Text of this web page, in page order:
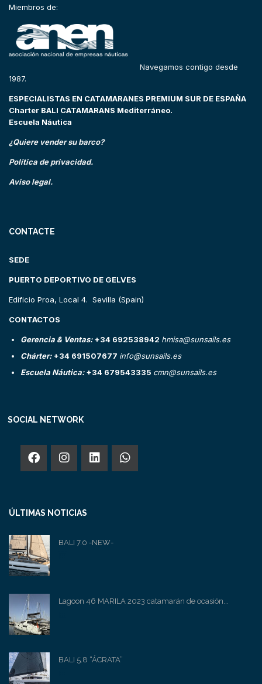
Miembros de:
Navegamos contigo desde
1987.
ESPECIALISTAS EN CATAMARANES PREMIUM SUR DE ESPAÑA
Charter BALI CATAMARANS Mediterráneo.
Escuela Náutica
¿Quiere vender su barco?
Política de privacidad.
Aviso legal.
CONTACTE
SEDE
PUERTO DEPORTIVO DE GELVES
Edificio Proa, Local 4. Sevilla (Spain)
CONTACTOS
Gerencia & Ventas:+34 692538942 hmisa@sunsails.es
Chárter:+34 691507677 info@sunsails.es
Escuela Náutica:+34 679543335 cmn@sunsails.es
SOCIAL NETWORK
ÚLTIMAS NOTICIAS
BALI 7.0 -NEW-
Lagoon 46 MARILA 2023 catamarán de ocasión...
BALI 5.8 “ÁCRATA”